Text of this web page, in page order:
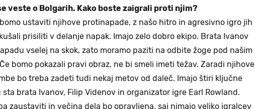
veste o Bolgarih. Kako boste zaigrali proti njim?
ustaviti njihove protinapade, z našo hitro in agresivno igro jih
prisiliti v delanje napak. Imajo zelo dobro ekipo. Brata Ivanov
vselej na skok, zato moramo paziti na odbite žoge pod našim
bomo pokazali pravi obraz, ne bi smeli imeti težav. Zaradi njihove
bo treba zadeti tudi nekaj metov od daleč. Imajo štiri ključne
sta brata Ivanov, Filip Videnov in organizator igre Earl Rowland.
zaustaviti in večina dela bo opravljena, saj nimajo veliko igralcev